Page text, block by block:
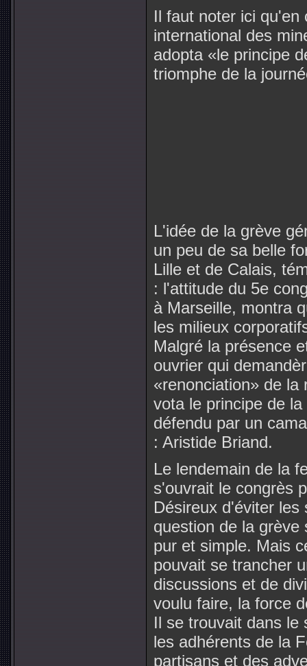
Il faut noter ici qu'en
international des
adopta «le principe
triomphe de la
L'idée de la grève
un peu de sa belle
Lille et de Calais,
: l'attitude du 5e
à Marseille, montra
les milieux
Malgré la présence
ouvrier qui
«renonciation» de la
vota le principe de
défendu par un
: Aristide Briand.
Le lendemain de la
s'ouvrait le congrès
Désireux d'éviter
question de la
pur et simple. Mais
pouvait se trancher
discussions et de
voulu faire, la force
Il se trouvait dans le
les adhérents de la
partisans et des